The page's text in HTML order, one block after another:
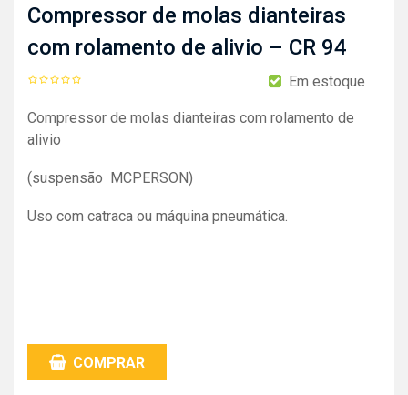
Compressor de molas dianteiras
com rolamento de alivio – CR 94
Em estoque
Compressor de molas dianteiras com rolamento de
alivio
(suspensão MCPERSON)
Uso com catraca ou máquina pneumática.
COMPRAR